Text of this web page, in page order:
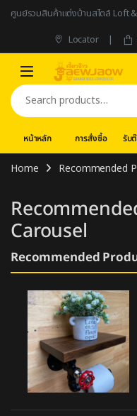
Skip to navigation
Skip to content
ศูนย์รวมสินค้าแต่งบ้านสไตล์ Loft
Locator
Search for:
หน้าหลัก การสั่งซื้อ รับ
Home Recommended
Carousel
Recommended